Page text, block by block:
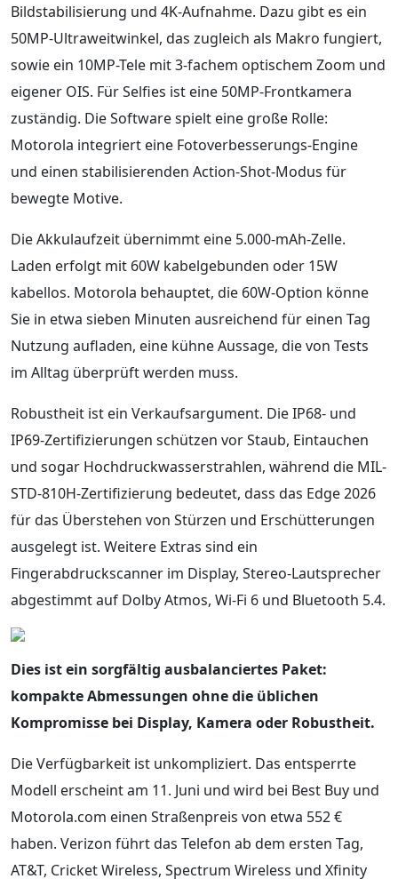
Bildstabilisierung und 4K-Aufnahme. Dazu gibt es ein
50MP-Ultraweitwinkel, das zugleich als Makro fungiert,
sowie ein 10MP-Tele mit 3-fachem optischem Zoom und
eigener OIS. Für Selfies ist eine 50MP-Frontkamera
zuständig. Die Software spielt eine große Rolle:
Motorola integriert eine Fotoverbesserungs-Engine
und einen stabilisierenden Action-Shot-Modus für
bewegte Motive.
Die Akkulaufzeit übernimmt eine 5.000-mAh-Zelle.
Laden erfolgt mit 60W kabelgebunden oder 15W
kabellos. Motorola behauptet, die 60W-Option könne
Sie in etwa sieben Minuten ausreichend für einen Tag
Nutzung aufladen, eine kühne Aussage, die von Tests
im Alltag überprüft werden muss.
Robustheit ist ein Verkaufsargument. Die IP68- und
IP69-Zertifizierungen schützen vor Staub, Eintauchen
und sogar Hochdruckwasserstrahlen, während die MIL-
STD-810H-Zertifizierung bedeutet, dass das Edge 2026
für das Überstehen von Stürzen und Erschütterungen
ausgelegt ist. Weitere Extras sind ein
Fingerabdruckscanner im Display, Stereo-Lautsprecher
abgestimmt auf Dolby Atmos, Wi‑Fi 6 und Bluetooth 5.4.
Dies ist ein sorgfältig ausbalanciertes Paket:
kompakte Abmessungen ohne die üblichen
Kompromisse bei Display, Kamera oder Robustheit.
Die Verfügbarkeit ist unkompliziert. Das entsperrte
Modell erscheint am 11. Juni und wird bei Best Buy und
Motorola.com einen Straßenpreis von etwa 552 €
haben. Verizon führt das Telefon ab dem ersten Tag,
AT&T, Cricket Wireless, Spectrum Wireless und Xfinity